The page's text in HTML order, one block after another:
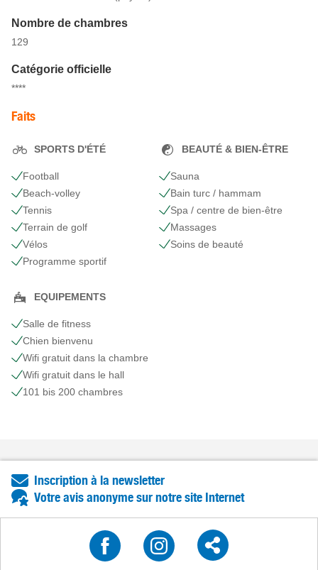
Nombre de chambres
129
Catégorie officielle
****
Faits
SPORTS D'ÉTÉ
Football
Beach-volley
Tennis
Terrain de golf
Vélos
Programme sportif
BEAUTÉ & BIEN-ÊTRE
Sauna
Bain turc / hammam
Spa / centre de bien-être
Massages
Soins de beauté
EQUIPEMENTS
Salle de fitness
Chien bienvenu
Wifi gratuit dans la chambre
Wifi gratuit dans le hall
101 bis 200 chambres
Inscription à la newsletter
Votre avis anonyme sur notre site Internet